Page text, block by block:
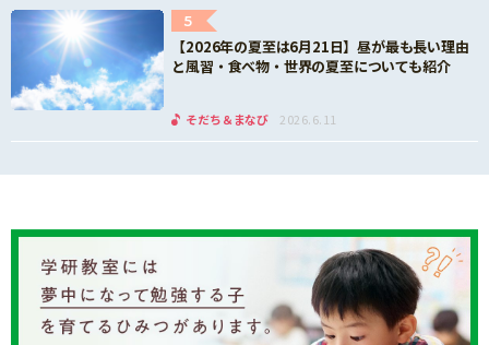
5
【2026年の夏至は6月21日】昼が最も長い理由
と風習・食べ物・世界の夏至についても紹介
そだち＆まなび 2026.6.11